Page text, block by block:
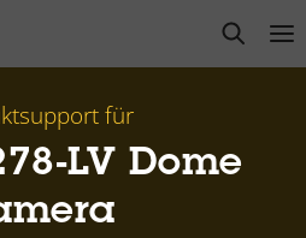
open
für
LV Dome